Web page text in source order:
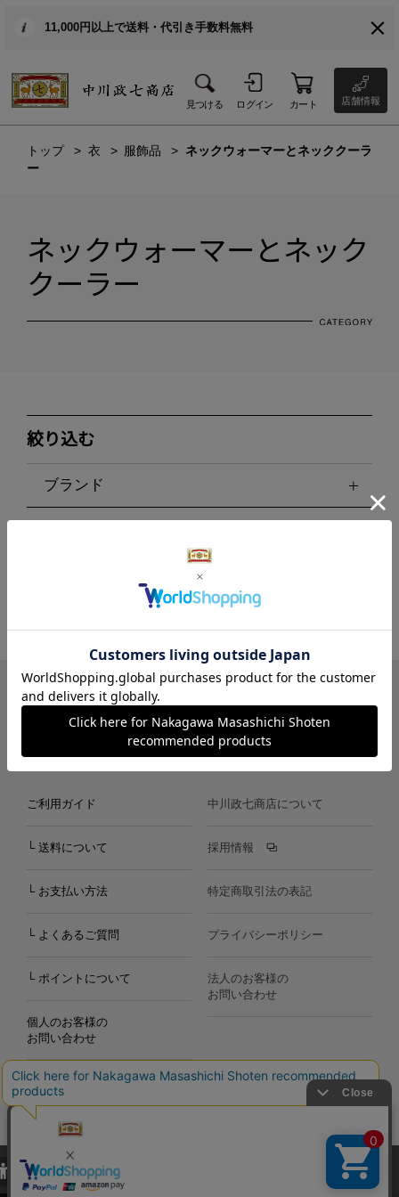
11,000円以上で送料・代引き手数料無料
見つける ログイン カート 店舗情報
トップ 衣 服飾品
ネックウォーマーとネッククーラ
ー
ネックウォーマーとネック
クーラー
絞り込む
ブランド
ご利用ガイド
└ 送料について
└ お支払い方法
└ よくあるご質問
└ ポイントについて
個人のお客様の
お問い合わせ
中川政七商店について
採用情報
特定商取引法の表記
プライバシーポリシー
法人のお客様の
お問い合わせ
Copyright©2000-2026
Nakagawa Masashichi Shoten All Rights Reserved.
当サイトでは、当サイト内における閲覧履歴・属性情報などの取得およ
び利便性向上のためにクッキー（Cookie）を使用いたします。詳細に